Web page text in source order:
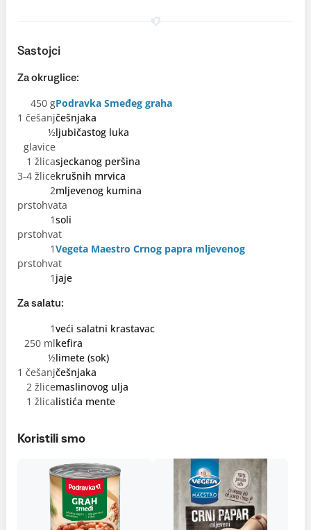
Sastojci
Za okruglice:
450 gPodravka Smeđeg graha
1 češanjčešnjaka
½
glavice
ljubičastog luka
1 žlicasjeckanog peršina
3-4 žlicekrušnih mrvica
2
prstohvata
mljevenog kumina
1
prstohvat
soli
1
prstohvat
Vegeta Maestro Crnog papra mljevenog
1 jaje
Za salatu:
1veći salatni krastavac
250 mlkefira
½limete (sok)
1 češanjčešnjaka
2 žlicemaslinovog ulja
1 žlicalistića mente
Koristili smo